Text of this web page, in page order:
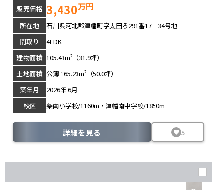
販売価格 3,430万円
所在地
石川県河北郡津幡町字太田ろ291番17 34号地
間取り
4LDK
建物面積 105.43m²（31.9坪）
土地面積 公簿 165.23m²（50.0坪）
築年月
2026年 6月
校区
条南小学校/1160m・津幡南中学校/1850m
詳細を見る 5